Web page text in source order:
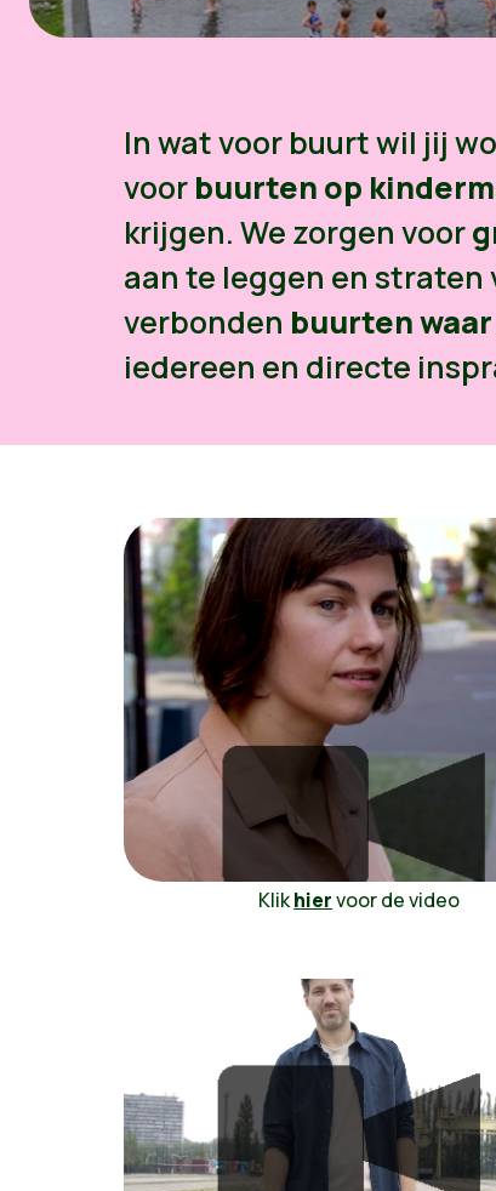
In wat voor buurt wil jij
voor buurten op
krijgen. We zorgen voor
aan te leggen en straten
verbonden buurten
iedereen en directe
Klikhiervoor de video